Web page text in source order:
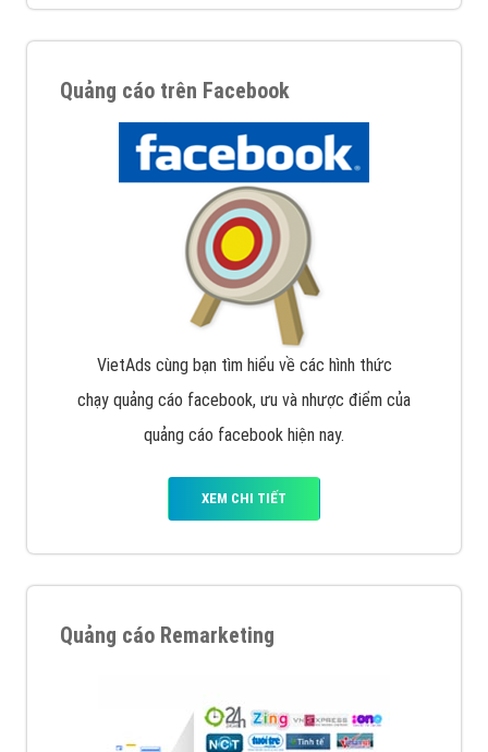
Quảng cáo trên Facebook
VietAds cùng bạn tìm hiểu về các hình thức
chạy quảng cáo facebook, ưu và nhược điểm của
quảng cáo facebook hiện nay.
XEM CHI TIẾT
Quảng cáo Remarketing